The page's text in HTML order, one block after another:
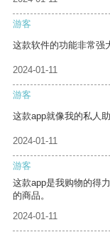
游客
这款软件的功能非常强
2024-01-11
游客
这款app就像我的私人
2024-01-11
游客
这款app是我购物的得
的商品。
2024-01-11